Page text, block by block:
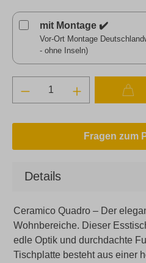
mit Montage ✔️
Vor-Ort Montage
- ohne Inseln)
Fragen zum
Details
Ceramico Quadro – Der
Wohnbereiche. Dieser
edle Optik und durchdachte
Tischplatte besteht aus einer